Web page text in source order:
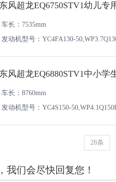
东风超龙EQ6750STV1幼儿专
车长：7535mm
发动机型号：YC4FA130-
东风超龙EQ6880STV1中小学
车长：8760mm
发动机型号：YC4S150-
28条
我们会尽快回复您！